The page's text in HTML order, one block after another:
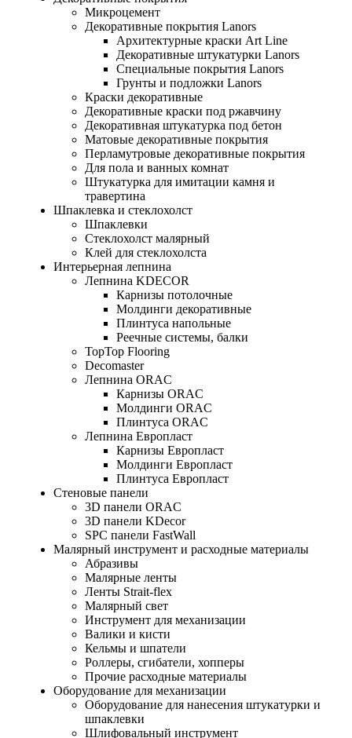
Микроцемент
Декоративные покрытия Lanors
Архитектурные краски Art Line
Декоративные штукатурки Lanors
Специальные покрытия Lanors
Грунты и подложки Lanors
Краски декоративные
Декоративные краски под ржавчину
Декоративная штукатурка под бетон
Матовые декоративные покрытия
Перламутровые декоративные покрытия
Для пола и ванных комнат
Штукатурка для имитации камня и
травертина
Шпаклевка и стеклохолст
Шпаклевки
Стеклохолст малярный
Клей для стеклохолста
Интерьерная лепнина
Лепнина KDECOR
Карнизы потолочные
Молдинги декоративные
Плинтуса напольные
Реечные системы, балки
TopTop Flooring
Decomaster
Лепнина ORAC
Карнизы ORAC
Молдинги ORAC
Плинтуса ORAC
Лепнина Европласт
Карнизы Европласт
Молдинги Европласт
Плинтуса Европласт
Стеновые панели
3D панели ORAC
3D панели KDecor
SPC панели FastWall
Малярный инструмент и расходные материалы
Абразивы
Малярные ленты
Ленты Strait-flex
Малярный свет
Инструмент для механизации
Валики и кисти
Кельмы и шпатели
Роллеры, сгибатели, хопперы
Прочие расходные материалы
Оборудование для механизации
Оборудование для нанесения штукатурки и
шпаклевки
Шлифовальный инструмент